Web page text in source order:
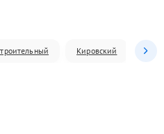
Кировский